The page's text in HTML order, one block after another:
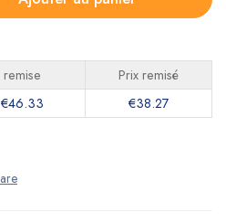
remise
Prix remisé
€46.33 €38.27